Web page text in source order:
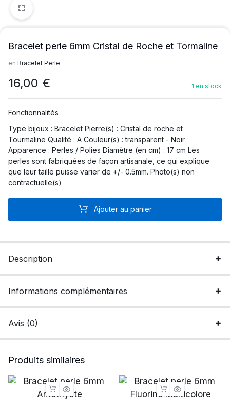
Bracelet perle 6mm Cristal de Roche et Tormaline
en Bracelet Perle
16,00 € 1 en stock
Fonctionnalités
Type bijoux : Bracelet Pierre(s) : Cristal de roche et
Tourmaline Qualité : A Couleur(s) : transparent - Noir
Apparence : Perles / Polies Diamètre (en cm) : 17 cm Les
perles sont fabriquées de façon artisanale, ce qui explique
que leur taille puisse varier de +/- 0.5mm. Photo(s) non
contractuelle(s)
Ajouter au panier
Description
Informations complémentaires
Avis (0)
Produits similaires